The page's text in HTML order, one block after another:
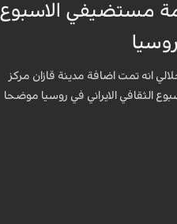
مستضيفي الاسبوع
انه تمت اضافة مدينة قازان مركز
الثقافي الايراني في روسيا موضحا